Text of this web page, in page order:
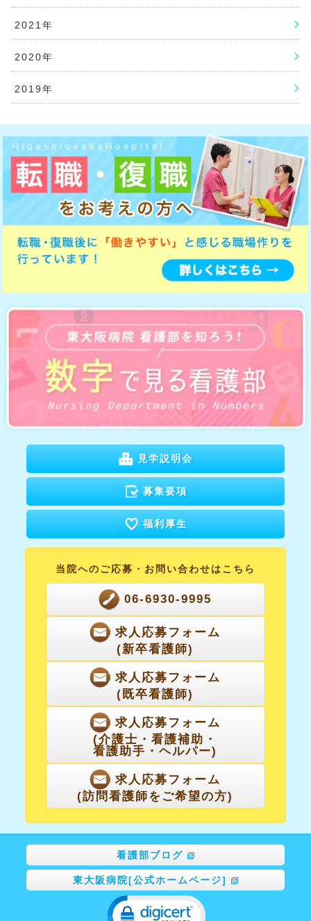
2021年
2020年
2019年
見学説明会
募集要項
福利厚生
当院へのご応募・ お問い合わせはこちら
06-6930-9995
求人応募フォーム
(新卒看護師)
求人応募フォーム
(既卒看護師)
求人応募フォーム
(介護士・看護補助・
看護助手・ヘルパー)
求人応募フォーム
(訪問看護師をご希望の方)
看護部ブログ
東大阪病院[公式ホームページ]
Click to open certificate